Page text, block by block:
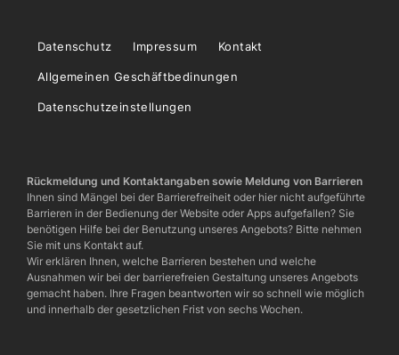
Datenschutz Impressum Kontakt
Allgemeinen Geschäftbedinungen
Datenschutzeinstellungen
Rückmeldung und Kontaktangaben sowie Meldung von Barrieren
Ihnen sind Mängel bei der Barrierefreiheit oder hier nicht aufgeführte
Barrieren in der Bedienung der Website oder Apps aufgefallen? Sie
benötigen Hilfe bei der Benutzung unseres Angebots? Bitte nehmen
Sie mit uns Kontakt auf.
Wir erklären Ihnen, welche Barrieren bestehen und welche
Ausnahmen wir bei der barrierefreien Gestaltung unseres Angebots
gemacht haben. Ihre Fragen beantworten wir so schnell wie möglich
und innerhalb der gesetzlichen Frist von sechs Wochen.